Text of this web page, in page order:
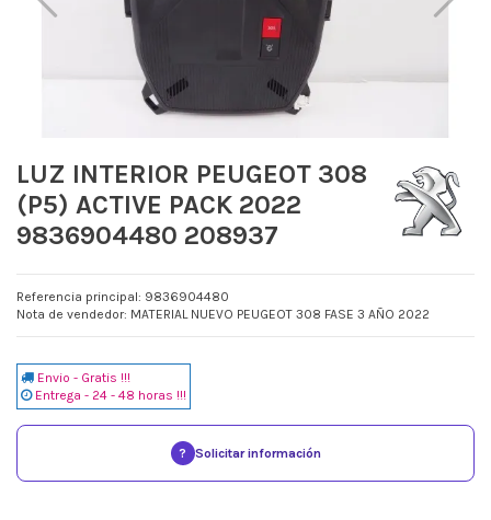
LUZ INTERIOR PEUGEOT 308
(P5) ACTIVE PACK 2022
9836904480 208937
Referencia principal: 9836904480
Nota de vendedor: MATERIAL NUEVO PEUGEOT 308 FASE 3 AÑO 2022
Envio - Gratis !!!
Entrega - 24 - 48 horas !!!
? Solicitar información